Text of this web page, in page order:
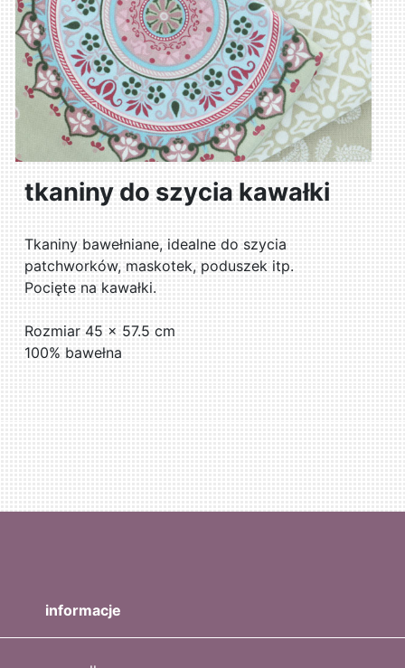
tkaniny do szycia kawałki
Tkaniny bawełniane, idealne do szycia
patchworków, maskotek, poduszek itp.
Pocięte na kawałki.
Rozmiar 45 x 57.5 cm
100% bawełna
informacje